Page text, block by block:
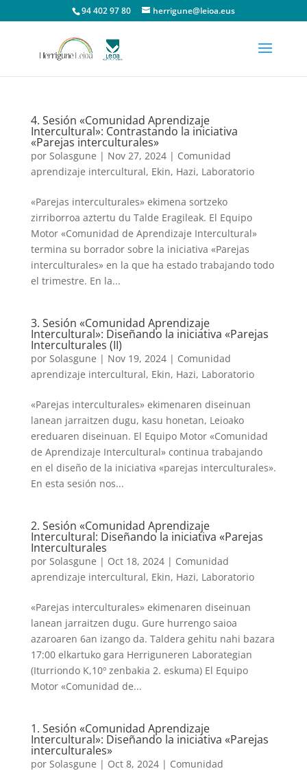
94 402 97 80 herrigune@leioa.eus
4. Sesión «Comunidad Aprendizaje
Intercultural»: Contrastando la iniciativa
«Parejas interculturales»
por Solasgune | Nov 27, 2024| Comunidad
aprendizaje intercultural, Ekin, Hazi, Laboratorio
«Parejas interculturales» ekimena sortzeko
zirriborroa aztertu du Talde Eragileak. El Equipo
Motor «Comunidad de Aprendizaje Intercultural»
termina su borrador sobre la iniciativa «Parejas
interculturales» en la que ha estado trabajando todo
el trimestre. En la...
3. Sesión «Comunidad Aprendizaje
Intercultural»: Diseñando la iniciativa «Parejas
Interculturales (II)
por Solasgune | Nov 19, 2024| Comunidad
aprendizaje intercultural, Ekin, Hazi, Laboratorio
«Parejas interculturales» ekimenaren diseinuan
lanean jarraitzen dugu, kasu honetan, Leioako
ereduaren diseinuan. El Equipo Motor «Comunidad
de Aprendizaje Intercultural» continua trabajando
en el diseño de la iniciativa «parejas interculturales».
En esta sesión nos...
2. Sesión «Comunidad Aprendizaje
Intercultural: Diseñando la iniciativa «Parejas
Interculturales
por Solasgune | Oct 18, 2024| Comunidad
aprendizaje intercultural, Ekin, Hazi, Laboratorio
«Parejas interculturales» ekimenaren diseinuan
lanean jarraitzen dugu. Gure hurrengo saioa
azaroaren 6an izango da. Taldera gehitu nahi bazara
17:00 elkartuko gara Herriguneren Laborategian
(Iturriondo K,10º zenbakia 2. eskuma) El Equipo
Motor «Comunidad de...
1. Sesión «Comunidad Aprendizaje
Intercultural»: Diseñando la iniciativa «Parejas
interculturales»
por Solasgune | Oct 8, 2024| Comunidad